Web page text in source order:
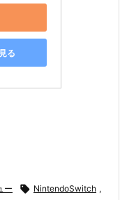
る
ー  NintendoSwitch ,